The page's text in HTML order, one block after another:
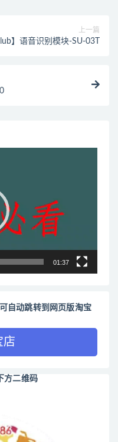
上一篇
】语音识别模块-SU-03T
01:37
自动跳转到网页版淘宝
店
方二维码